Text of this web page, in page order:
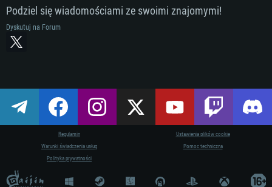
Podziel się wiadomościami ze swoimi znajomymi!
Dyskutuj na Forum
Regulamin
Warunki świadczenia usług
Polityka prywatności
Ustawienia plików cookie
Pomoc techniczna